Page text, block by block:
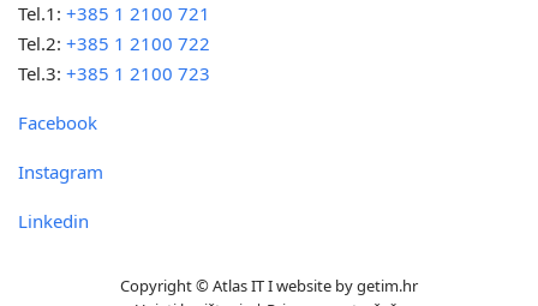
Tel.1:+385 1 2100 721
Tel.2:+385 1 2100 722
Tel.3:+385 1 2100 723
Facebook
Instagram
Linkedin
Copyright © Atlas IT I website bygetim.hr